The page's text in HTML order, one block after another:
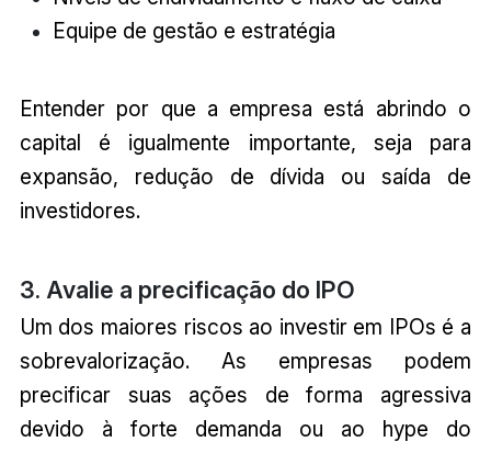
Equipe de gestão e estratégia
Entender por que a empresa está abrindo o
capital é igualmente importante, seja para
expansão, redução de dívida ou saída de
investidores.
3. Avalie a precificação do IPO
Um dos maiores riscos ao investir em IPOs é a
sobrevalorização. As empresas podem
precificar suas ações de forma agressiva
devido à forte demanda ou ao hype do